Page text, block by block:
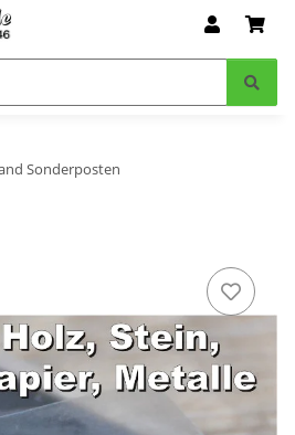
Sonderposten